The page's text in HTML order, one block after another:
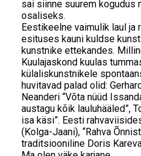
sai siinne suurem kogudus
osaliseks.
Eestikeelne vaimulik laul ja
esituses kauni kuldse
kunstnike ettekandes.
Kuulajaskond kuulas
külaliskunstnikele
huvitavad palad olid:
Neanderi “Võta nüüd
austagu kõik lauluhääled”,
isa käsi”. Eesti
(Kolga-Jaani), “Rahva
traditsiooniline Doris